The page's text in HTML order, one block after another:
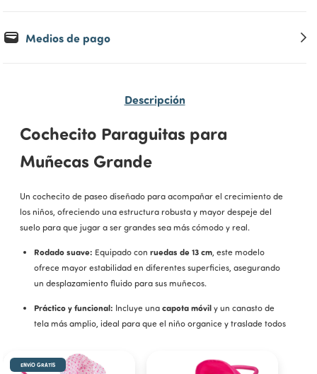
Medios de pago
Descripción
Cochecito Paraguitas para
Muñecas Grande
Un cochecito de paseo diseñado para acompañar el crecimiento de
los niños, ofreciendo una estructura robusta y mayor despeje del
suelo para que jugar a ser grandes sea más cómodo y real.
Rodado suave: Equipado con ruedas de 13 cm, este modelo
ofrece mayor estabilidad en diferentes superficies, asegurando
un desplazamiento fluido para sus muñecos.
Práctico y funcional: Incluye una capota móvil y un canasto de
tela más amplio, ideal para que el niño organice y traslade todos
Mantenimiento sencillo:
Su tapizado de poliéster de alta
ENVÍO GRATIS